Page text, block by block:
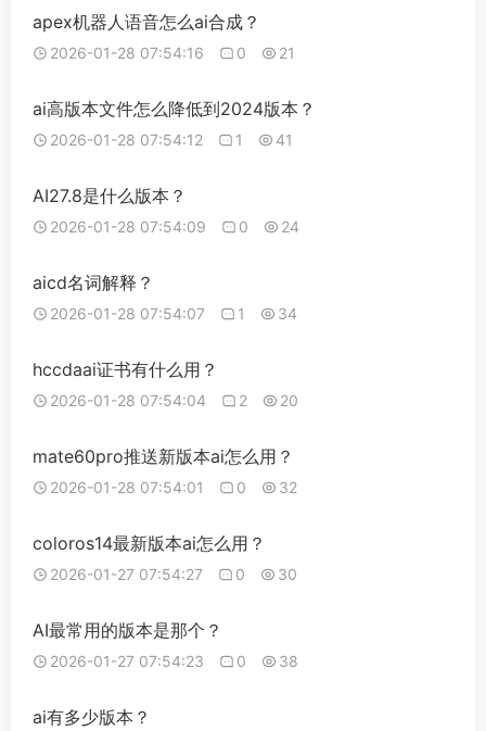
apex机器人语音怎么ai合成？
2026-01-28 07:54:16 0 21
ai高版本文件怎么降低到2024版本？
2026-01-28 07:54:12 1 41
AI27.8是什么版本？
2026-01-28 07:54:09 0 24
aicd名词解释？
2026-01-28 07:54:07 1 34
hccdaai证书有什么用？
2026-01-28 07:54:04 2 20
mate60pro推送新版本ai怎么用？
2026-01-28 07:54:01 0 32
coloros14最新版本ai怎么用？
2026-01-27 07:54:27 0 30
AI最常用的版本是那个？
2026-01-27 07:54:23 0 38
ai有多少版本？